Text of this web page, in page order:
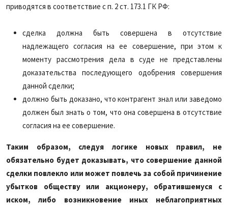
приводятся в соответствие с п. 2 ст. 173.1 ГК РФ:
сделка должна быть совершена в отсутствие
надлежащего согласия на ее совершение, при этом к
моменту рассмотрения дела в суде не представлены
доказательства последующего одобрения совершения
данной сделки;
должно быть доказано, что контрагент знал или заведомо
должен был знать о том, что она совершена в отсутствие
согласия на ее совершение.
Таким образом, следуя логике новых правил, не
обязательно будет доказывать, что совершение данной
сделки повлекло или может повлечь за собой причинение
убытков обществу или акционеру, обратившемуся с
иском, либо возникновение иных неблагоприятных